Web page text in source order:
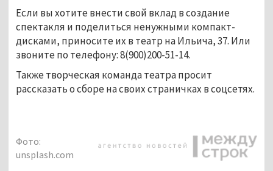
Если вы хотите внести свой вклад в создание
спектакля и поделиться ненужными компакт-
дисками, приносите их в театр на Ильича, 37. Или
звоните по телефону: 8(900)200-51-14.
Также творческая команда театра просит
рассказать о сборе на своих страничках в соцсетях.
Фото:
unsplash.com